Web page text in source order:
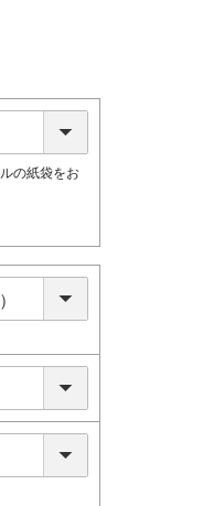
の紙袋をお